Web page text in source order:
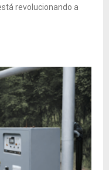
revolucionando a